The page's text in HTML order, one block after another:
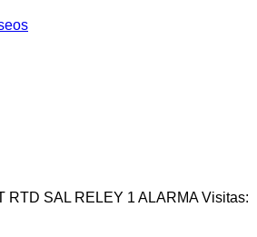
RTD SAL RELEY 1 ALARMA Visitas: